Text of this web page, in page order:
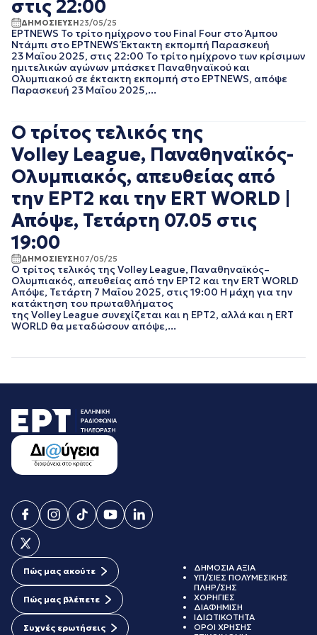
EΡΤNEWS
ΓΕΝΙΚΗ
ΓΡΑΦΕΙΟ ΤΥΠΟΥ
ΕΡΤ
ΚΙΝΗΜΑΤΟΓΡΑΦΙΚΕΣ
ΤΑΙΝΙΕΣ
ΠΟΛΙΤΙΚΗ
ΤΗΛΕΟΡΑΣΗ
ΑΠΡΙΛΙΟΣ 2025
ΜΑΡΤΙΟΣ 2025
ΦΕΒΡΟΥΑΡΙΟΣ 2025
ΟΚΤΩΒΡΙΟΣ 2024
ΣΕΠΤΕΜΒΡΙΟΣ 2024
ΙΟΥΝΙΟΣ 2024
ΜΑΙΟΣ 2024
ΜΑΡΤΙΟΣ 2024
ΦΕΒΡΟΥΑΡΙΟΣ 2024
ΝΟΕΜΒΡΙΟΣ 2023
ΟΚΤΩΒΡΙΟΣ 2023
ΑΥΓΟΥΣΤΟΣ 2023
ΑΠΡΙΛΙΟΣ 2023
ΜΑΡΤΙΟΣ 2023
ΦΕΒΡΟΥΑΡΙΟΣ 2023
ΙΑΝΟΥΑΡΙΟΣ 2023
ΝΟΕΜΒΡΙΟΣ 2022
ΙΟΥΛΙΟΣ 2022
ΜΑΙΟΣ 2022
ΑΠΡΙΛΙΟΣ 2022
ΜΑΡΤΙΟΣ 2022
ΔΕΚΕΜΒΡΙΟΣ 2021
ΟΚΤΩΒΡΙΟΣ 2021
ΣΕΠΤΕΜΒΡΙΟΣ 2021
ΙΟΥΝΙΟΣ 2021
ΜΑΙΟΣ 2021
ΑΠΡΙΛΙΟΣ 2021
ΜΑΡΤΙΟΣ 2021
ΦΕΒΡΟΥΑΡΙΟΣ 2021
στις 22:00
ΔΗΜΟΣΙΕΥΣΗ23/05/25
ΕΡΤNEWS Το τρίτο ημίχρονο του Final Four στο Άμπου
Ντάμπι στο ΕΡΤNEWS Έκτακτη εκπομπή Παρασκευή
23 Μαΐου 2025, στις 22:00 Το τρίτο ημίχρονο των κρίσιμων
ημιτελικών αγώνων μπάσκετ Παναθηναϊκού και
Ολυμπιακού σε έκτακτη εκπομπή στο ΕΡΤNEWS, απόψε
Παρασκευή 23 Μαΐου 2025,...
Ο τρίτος τελικός της
Volley League, Παναθηναϊκός-
Ολυμπιακός, απευθείας από
την ΕΡΤ2 και την ERT WORLD |
Απόψε, Τετάρτη 07.05 στις
19:00
ΔΗΜΟΣΙΕΥΣΗ07/05/25
Ο τρίτος τελικός της Volley League, Παναθηναϊκός–
Ολυμπιακός, απευθείας από την ΕΡΤ2 και την ERT WORLD
Απόψε, Τετάρτη 7 Μαΐου 2025, στις 19:00 Η μάχη για την
κατάκτηση του πρωταθλήματος
της Volley League συνεχίζεται και η ΕΡΤ2, αλλά και η ERT
WORLD θα μεταδώσουν απόψε,...
Πώς μας ακούτε
Πώς μας βλέπετε
Συχνές ερωτήσεις
ΔΗΜΟΣΙΑ ΑΞΙΑ
ΥΠ/ΣΙΕΣ ΠΟΛΥΜΕΣΙΚΗΣ
ΠΛΗΡ/ΣΗΣ
ΧΟΡΗΓΙΕΣ
ΔΙΑΦΗΜΙΣΗ
ΙΔΙΩΤΙΚΟΤΗΤΑ
ΟΡΟΙ ΧΡΗΣΗΣ